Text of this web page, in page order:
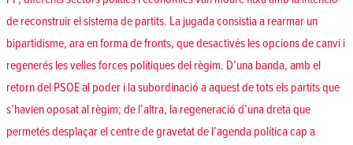
de reconstruir el sistema de partits. La jugada consistia a rearmar un
bipartidisme, ara en forma de fronts, que desactivés les opcions de canvi i
regenerés les velles forces polítiques del règim. D’una banda, amb el
retorn del PSOE al poder i la subordinació a aquest de tots els partits que
s’havien oposat al règim; de l’altra, la regeneració d’una dreta que
permetés desplaçar el centre de gravetat de l’agenda política cap a